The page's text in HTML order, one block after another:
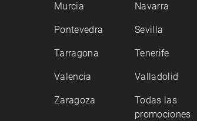
Murcia Navarra
Pontevedra Sevilla
Tarragona Tenerife
Valencia Valladolid
Zaragoza
Todas las
promociones